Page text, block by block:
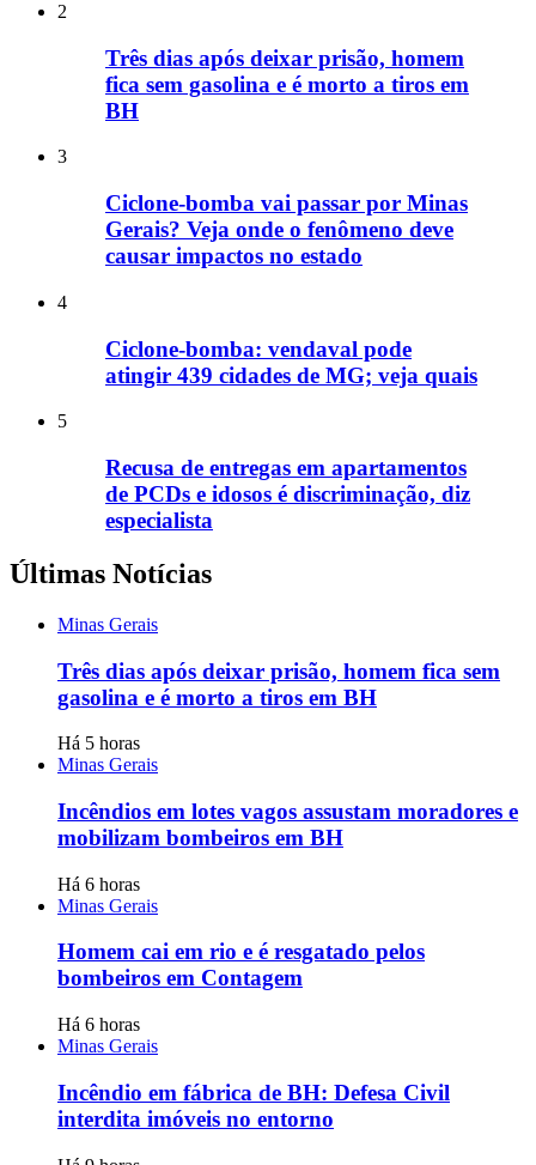
2
Três dias após deixar prisão, homem
fica sem gasolina e é morto a tiros em
BH
3
Ciclone-bomba vai passar por Minas
Gerais? Veja onde o fenômeno deve
causar impactos no estado
4
Ciclone-bomba: vendaval pode
atingir 439 cidades de MG; veja quais
5
Recusa de entregas em apartamentos
de PCDs e idosos é discriminação, diz
especialista
Últimas Notícias
Minas Gerais
Três dias após deixar prisão, homem fica sem
gasolina e é morto a tiros em BH
Há 5 horas
Minas Gerais
Incêndios em lotes vagos assustam moradores e
mobilizam bombeiros em BH
Há 6 horas
Minas Gerais
Homem cai em rio e é resgatado pelos
bombeiros em Contagem
Há 6 horas
Minas Gerais
Incêndio em fábrica de BH: Defesa Civil
interdita imóveis no entorno